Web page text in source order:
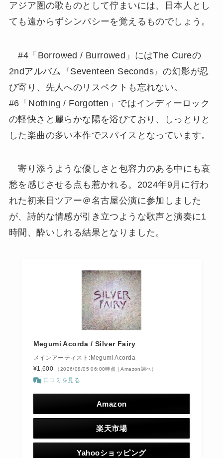
アジア圏の歌ものとして佇まいには、日本人とし
ても遠からずシンパシーを覚えるものでしょう。
#4「Borrowed / Burrowed」にはThe Cureの
2ndアルバム『Seventeen Seconds』の幻影が忍
び寄り、先人へのリスペクトも忘れない。
#6「Nothing / Forgotten」ではインディーロック
の軽快さと麗らかな陽を浴びており、しっとりと
した楽曲の多い本作でスパイスとなっています。
寄り添うような優しさと包容力のある中にも哀
愁を感じさせる点も惹かれる。2024年9月に行わ
れた初来日ツアー＠名古屋公演に参加しました
が、詩的な情感が引き立つような歌声と演奏に1
時間、酔いしれる結果となりました。
Megumi Acorda / Silver Fairy
メインアーティスト:Megumi Acorda
¥1,600
（2026/08/05 06:00時点 | Amazon調べ）
口コミを見る
Amazon
楽天市場
Yahooショッピング